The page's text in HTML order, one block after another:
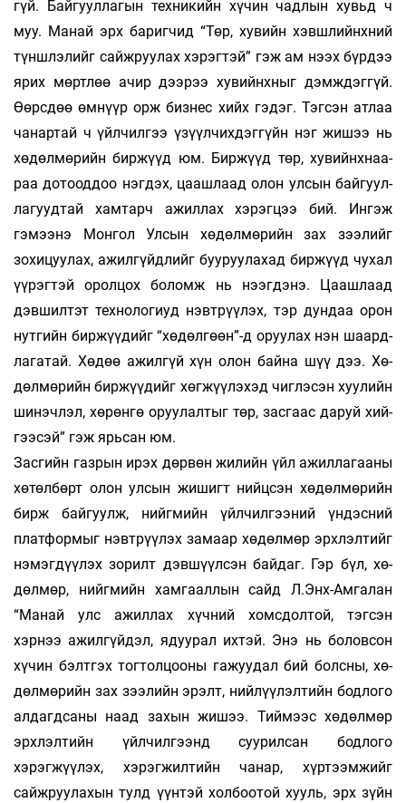
гүй. Бай­­­­­гуул­­лагын техникийн хүчин чад­лын хувьд ч
муу. Манай эрх баригчид “Төр, хувийн хэвш­лийнх­­ний
түншлэлийг сайжруулах хэрэг­тэй” гэж ам нээх бүрдээ
ярих мөртлөө ачир дээрээ ху­­­­вийнхныг дэмждэггүй.
Өөрсдөө өмнүүр орж биз­нес хийх гэдэг. Тэгсэн атлаа
чанартай ч үйл­чил­гээ үзүүлчихдэггүйн нэг жишээ нь
хөдөл­мө­­рийн биржүүд юм. Биржүүд төр, хувийнх­наа­­
раа дотооддоо нэгдэх, цаашлаад олон улсын бай­гуул­
лагуудтай хамтарч ажиллах хэрэгцээ бий. Ингэж
гэмээнэ Монгол Улсын хөдөлмөрийн зах зээлийг
зохицуулах, ажилгүйдлийг буу­руу­ла­хад биржүүд чухал
үүрэгтэй оролцох бо­ломж нь нээгдэнэ. Цаашлаад
дэвшилтэт тех­ноло­гиуд нэвт­рүүлэх, тэр дундаа орон
нутгийн бир­жүү­дийг “хөдөлгөөн”-д оруулах нэн шаард­
лага­тай. Хө­дөө ажилгүй хүн олон байна шүү дээ. Хө­
дөл­мөрийн бир­жүүдийг хөг­жүү­лэ­хэд чиг­лэсэн хуулийн
ши­нэч­лэл, хө­рөнгө оруу­лал­тыг төр, засгаас да­руй хий­
гээсэй” гэж ярьсан юм.
Засгийн газрын ирэх дөрвөн жилийн үйл ажиллагааны
хөтөлбөрт олон улсын жишигт нийц­сэн хөдөлмөрийн
бирж байгуулж, нийг­мийн үйлчилгээний үндэсний
платформыг нэвт­­рүүлэх замаар хөдөлмөр эрхлэлтийг
нэмэг­дүүлэх зорилт дэвшүүлсэн байдаг. Гэр бүл, хө­
дөлмөр, нийгмийн хамгааллын сайд Л.Энх-Ам­галан
“Манай улс ажиллах хүчний хомс­дол­той, тэгсэн
хэрнээ ажил­гүйдэл, ядуу­рал их­тэй. Энэ нь боловсон
хү­чин бэлтгэх тог­тол­цооны гажуудал бий болсны, хө­
дөл­мөрийн зах зээлийн эрэлт, нийлүүлэлтийн бодлого
алдагдсаны наад захын жишээ. Тий­мээс хөдөлмөр
эрхлэлтийн үйлчилгээнд суу­рил­сан бодлого
хэрэгжүүлэх, хэрэгжилтийн ча­­нар, хүртээмжийг
сайжруулахын тулд үүнтэй хол­­­боотой хууль, эрх зүйн